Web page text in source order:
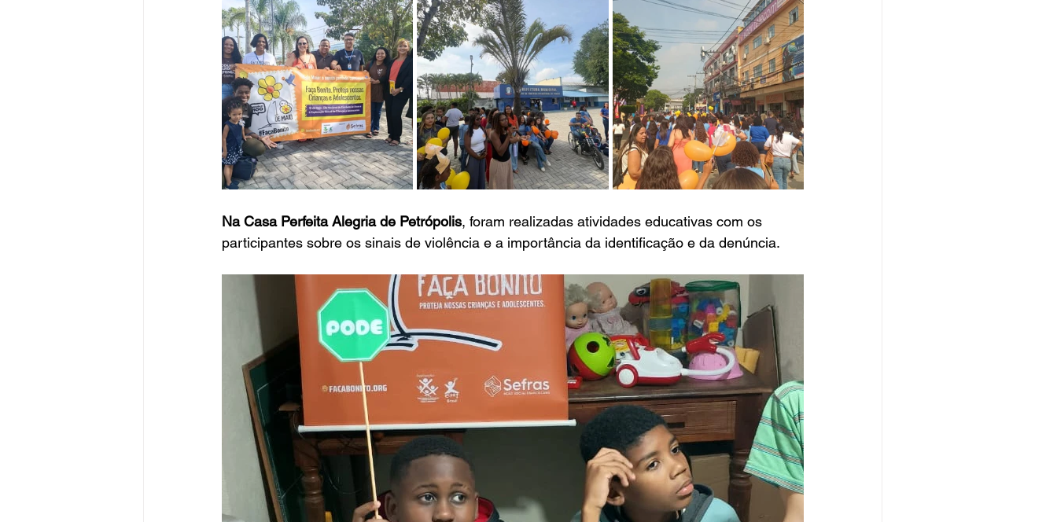
Na Casa Perfeita Alegria de Petrópolis, foram realizadas atividades educativas com os
participantes sobre os sinais de violência e a importância da identificação e da denúncia.